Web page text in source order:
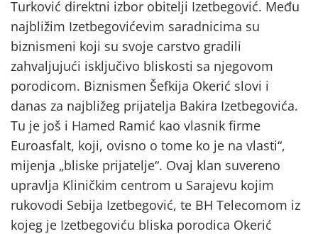
Turković direktni izbor obitelji Izetbegović. Među
najbližim Izetbegovićevim saradnicima su
biznismeni koji su svoje carstvo gradili
zahvaljujući isključivo bliskosti sa njegovom
porodicom. Biznismen Šefkija Okerić slovi i
danas za najbližeg prijatelja Bakira Izetbegovića.
Tu je još i Hamed Ramić kao vlasnik firme
Euroasfalt, koji, ovisno o tome ko je na vlasti“,
mijenja „bliske prijatelje“. Ovaj klan suvereno
upravlja Kliničkim centrom u Sarajevu kojim
rukovodi Sebija Izetbegović, te BH Telecomom iz
kojeg je Izetbegoviću bliska porodica Okerić